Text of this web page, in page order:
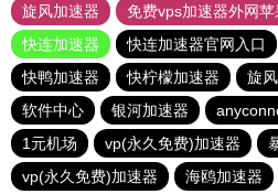
旋风加速器
免费vps加速器外网苹
快连加速器
快连加速器官网入口
快鸭加速器
快柠檬加速器 旋
软件中心
银河加速器
1元机场
vp(永久免费)加速器
vp(永久免费)加速器
海鸥加速器